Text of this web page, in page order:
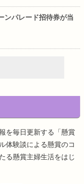
ンパレード招待券が当
を毎日更新する「懸賞
体験談による懸賞のコ
る懸賞主婦生活をはじ